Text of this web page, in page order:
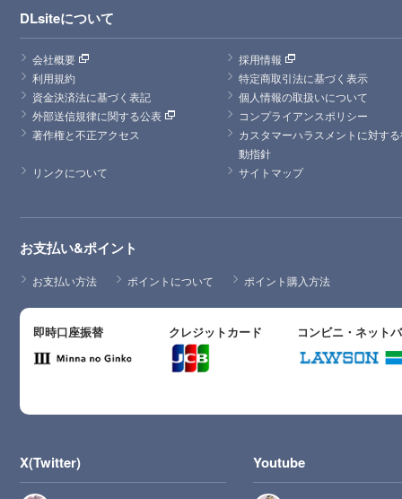
DLsiteについて
会社概要
採用情報
利用規約
特定商取引法に基づく表示
資金決済法に基づく表記
個人情報の取扱いについて
外部送信規律に関する公表
コンプライアンスポリシー
著作権と不正アクセス
カスタマーハラスメントに対す
動指針
リンクについて
サイトマップ
お支払い&ポイント
お支払い方法 ポイントについて ポイント購入方法
即時口座振替 クレジットカード コンビニ・ネット
X(Twitter) Youtube